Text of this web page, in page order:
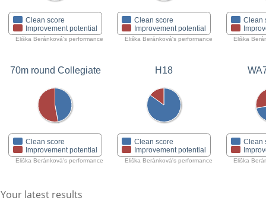
Clean score
Improvement potential
Eliška Beránková's performance
Clean score
Improvement potential
Eliška Beránková's performance
Clean
Eliška
70m round Collegiate
Clean score
Improvement potential
Eliška Beránková's performance
H18
Clean score
Improvement potential
Eliška Beránková's performance
Clean
Eliška
Your latest results